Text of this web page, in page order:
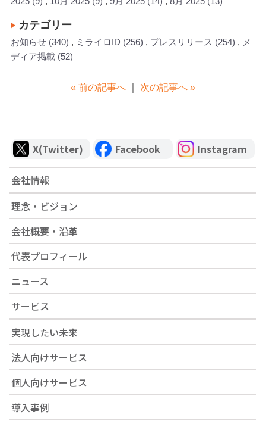
カテゴリー
お知らせ (340) ミライロID (256) プレスリリース (254)
メ
ディア掲載 (52)
« 前の記事へ 次の記事へ »
X(Twitter) Facebook Instagram
会社情報
理念・ビジョン
会社概要・沿革
代表プロフィール
ニュース
サービス
実現したい未来
法人向けサービス
個人向けサービス
導入事例